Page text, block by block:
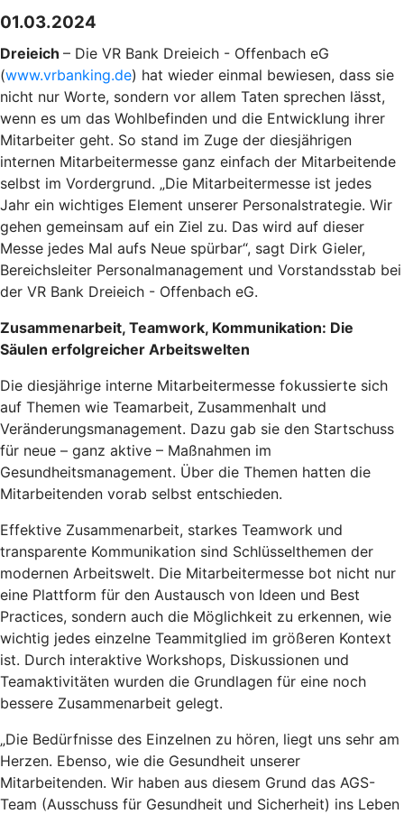
01.03.2024
Dreieich – Die VR Bank Dreieich - Offenbach eG
(www.vrbanking.de) hat wieder einmal bewiesen, dass sie
nicht nur Worte, sondern vor allem Taten sprechen lässt,
wenn es um das Wohlbefinden und die Entwicklung ihrer
Mitarbeiter geht. So stand im Zuge der diesjährigen
internen Mitarbeitermesse ganz einfach der Mitarbeitende
selbst im Vordergrund. „Die Mitarbeitermesse ist jedes
Jahr ein wichtiges Element unserer Personalstrategie. Wir
gehen gemeinsam auf ein Ziel zu. Das wird auf dieser
Messe jedes Mal aufs Neue spürbar“, sagt Dirk Gieler,
Bereichsleiter Personalmanagement und Vorstandsstab bei
der VR Bank Dreieich - Offenbach eG.
Zusammenarbeit, Teamwork, Kommunikation: Die
Säulen erfolgreicher Arbeitswelten
Die diesjährige interne Mitarbeitermesse fokussierte sich
auf Themen wie Teamarbeit, Zusammenhalt und
Veränderungsmanagement. Dazu gab sie den Startschuss
für neue – ganz aktive – Maßnahmen im
Gesundheitsmanagement. Über die Themen hatten die
Mitarbeitenden vorab selbst entschieden.
Effektive Zusammenarbeit, starkes Teamwork und
transparente Kommunikation sind Schlüsselthemen der
modernen Arbeitswelt. Die Mitarbeitermesse bot nicht nur
eine Plattform für den Austausch von Ideen und Best
Practices, sondern auch die Möglichkeit zu erkennen, wie
wichtig jedes einzelne Teammitglied im größeren Kontext
ist. Durch interaktive Workshops, Diskussionen und
Teamaktivitäten wurden die Grundlagen für eine noch
bessere Zusammenarbeit gelegt.
„Die Bedürfnisse des Einzelnen zu hören, liegt uns sehr am
Herzen. Ebenso, wie die Gesundheit unserer
Mitarbeitenden. Wir haben aus diesem Grund das AGS-
Team (Ausschuss für Gesundheit und Sicherheit) ins Leben